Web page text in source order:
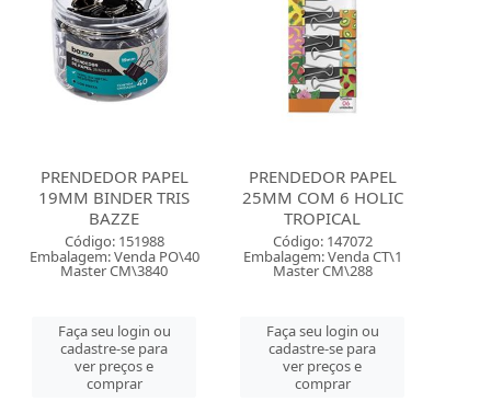
PRENDEDOR PAPEL
19MM BINDER TRIS
BAZZE
Código: 151988
Embalagem: Venda PO\40
Master CM\3840
Faça seu login ou
cadastre-se para
ver preços e
comprar
PRENDEDOR PAPEL
25MM COM 6 HOLIC
TROPICAL
Código: 147072
Embalagem: Venda CT\1
Master CM\288
Faça seu login ou
cadastre-se para
ver preços e
comprar